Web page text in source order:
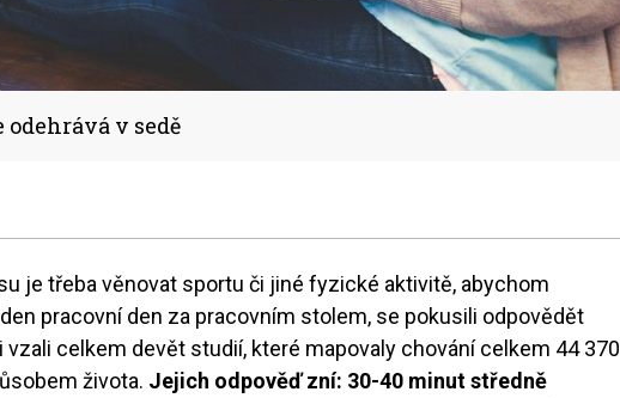
v sedě
je třeba věnovat sportu či jiné fyzické aktivitě, abychom
pracovní den za pracovním stolem, se pokusili odpovědět
vzali celkem devět studií, které mapovaly chování celkem 44 370
života. Jejich odpověď zní: 30-40 minut středně